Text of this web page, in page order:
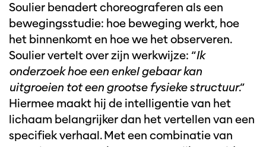
Soulier benadert choreograferen als een
bewegingsstudie: hoe beweging werkt, hoe
het binnenkomt en hoe we het observeren.
Soulier vertelt over zijn werkwijze: “Ik
onderzoek hoe een enkel gebaar kan
uitgroeien tot een grootse fysieke structuur.”
Hiermee maakt hij de intelligentie van het
lichaam belangrijker dan het vertellen van een
specifiek verhaal. Met een combinatie van
Inzoomen